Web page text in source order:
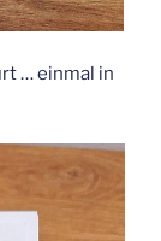
… einmal in